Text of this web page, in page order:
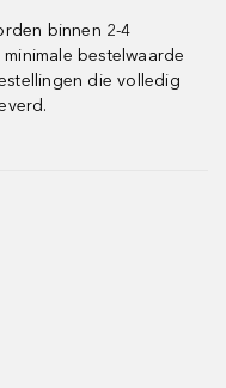
binnen 2-4
bestelwaarde
die volledig